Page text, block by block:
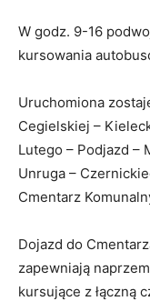
W godz. 9-16
kursowania
Uruchomiona
Cegielskiej –
Lutego – Podjazd –
Unruga –
Cmentarz
Dojazd do
zapewniają
kursujące z łączną